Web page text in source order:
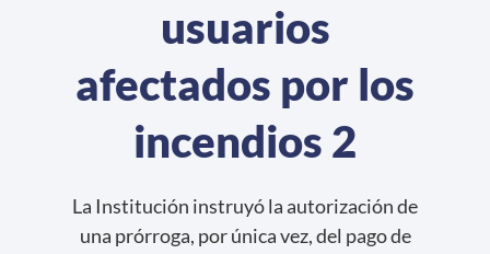
Puntos de Atención
usuarios
afectados por los
incendios 2
La Institución instruyó la autorización de
una prórroga, por única vez, del pago de